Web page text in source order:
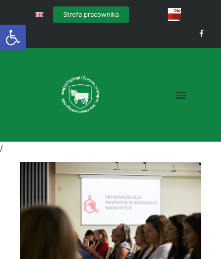
Otwórz pasek narzędzi
Strefa pracownika
/